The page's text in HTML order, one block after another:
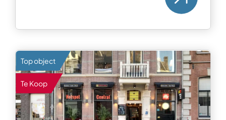
Top object
Te Koop